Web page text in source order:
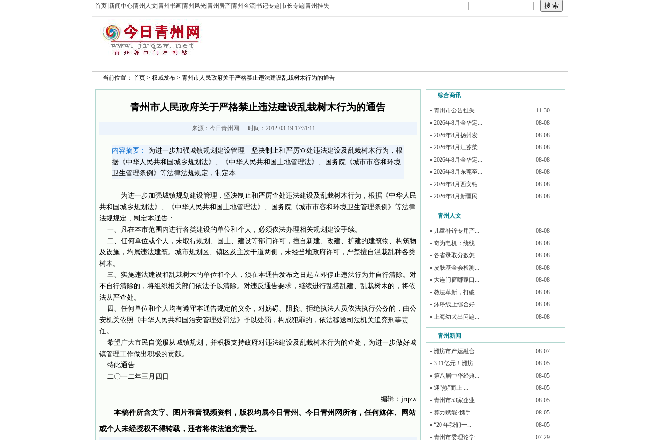
首页 新闻中心青州人文 青州书画青州风光青州房产青州名流书记专题 市长专题 青州挂失
当前位置： 首页 > 权威发布 > 青州市人民政府关于严格禁止违法建设乱栽树木行为的通告
青州市人民政府关于严格禁止违法建设乱栽树木行为的通告
来源： 今日青州网 时间：2012-03-19 17:31:11
内容摘要：
为进一步加强城镇规划建设管理，坚决制止和严厉查处违法建设及乱栽树木行为，根
据《中华人民共和国城乡规划法》、《中华人民共和国土地管理法》、国务院《城市市容和环境
卫生管理条例》等法律法规规定，制定本...
为进一步加强城镇规划建设管理，坚决制止和严厉查处违法建设及乱栽树木行为，根据《中华人民
共和国城乡规划法》、《中华人民共和国土地管理法》、国务院《城市市容和环境卫生管理条例》等法律
法规规定，制定本通告：
一、凡在本市范围内进行各类建设的单位和个人，必须依法办理相关规划建设手续。
二、任何单位或个人，未取得规划、国土、建设等部门许可，擅自新建、改建、扩建的建筑物、构筑物
及设施，均属违法建筑。城市规划区、镇区及主次干道两侧，未经当地政府许可，严禁擅自滥栽乱种各类
树木。
三、实施违法建设和乱栽树木的单位和个人，须在本通告发布之日起立即停止违法行为并自行清除。对
不自行清除的，将组织相关部门依法予以清除。对违反通告要求，继续进行乱搭乱建、乱栽树木的，将依
法从严查处。
四、任何单位和个人均有遵守本通告规定的义务，对妨碍、阻挠、拒绝执法人员依法执行公务的，由公
安机关依照《中华人民共和国治安管理处罚法》予以处罚，构成犯罪的，依法移送司法机关追究刑事责
任。
希望广大市民自觉服从城镇规划，并积极支持政府对违法建设及乱栽树木行为的查处，为进一步做好城
镇管理工作做出积极的贡献。
特此通告
二〇一二年三月四日
编辑：jrqzw
本稿件所含文字、图片和音视频资料，版权均属今日青州、今日青州网所有，任何媒体、网站
或个人未经授权不得转载，违者将依法追究责任。
综合商讯
青州市公告挂失...
11-30
2026年8月金华定...
08-08
2026年8月扬州发...
08-08
2026年8月江苏柴...
08-08
2026年8月金华定...
08-08
2026年8月东莞至...
08-08
2026年8月西安钴...
08-08
2026年8月新疆民...
08-08
青州人文
儿童补锌专用产...
08-08
奇为电机：绕线...
08-08
各省录取分数怎...
08-08
皮肤基金会检测...
08-08
大连门窗哪家口...
08-08
教法革新，打破...
08-08
沐序线上综合好...
08-08
上海幼犬出问题...
08-08
青州新闻
潍坊市产运融合...
08-07
3.11亿元！潍坊...
08-05
第八届中华经典...
08-05
迎“热”而上 ...
08-05
青州市53家企业...
08-05
算力赋能·携手...
08-05
“20 年我们一...
08-05
青州市委理论学...
07-29